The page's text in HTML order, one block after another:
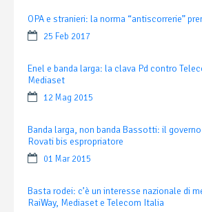
OPA e stranieri: la norma “antiscorrerie”
25 Feb 2017
Enel e banda larga: la clava Pd contro
Mediaset
12 Mag 2015
Banda larga, non banda Bassotti: il
Rovati bis espropriatore
01 Mar 2015
Basta rodei: c’è un interesse nazionale di
RaiWay, Mediaset e Telecom Italia